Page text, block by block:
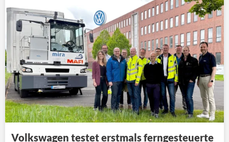
Volkswagen testet erstmals ferngesteuerte